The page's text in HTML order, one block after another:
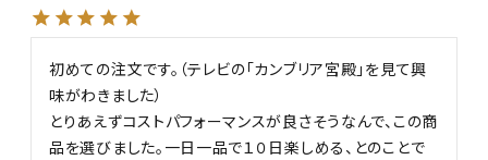
初めての注文です。（テレビの「カンブリア宮殿」を見て興
味がわきました）
とりあえずコストパフォーマンスが良さそうなんで、この商
品を選びました。一日一品で１０日楽しめる、とのことで